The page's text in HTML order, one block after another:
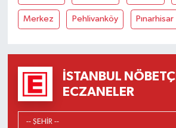
Merkez Pehlivanköy Pınarhisar
İSTANBUL NÖBETÇI
ECZANELER